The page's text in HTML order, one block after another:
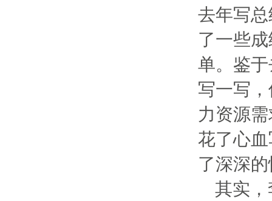
去年写
了一些
单。鉴
写一写
力资源
花了心
了深深
其实